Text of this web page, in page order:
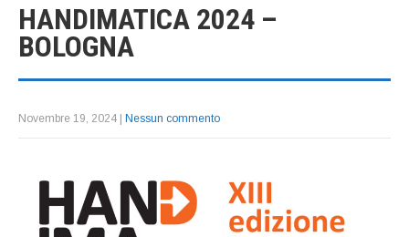
HANDIMATICA 2024 –
BOLOGNA
Novembre 19, 2024 | Nessun commento